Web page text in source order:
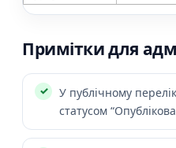
Примітки для
У публічному
статусом